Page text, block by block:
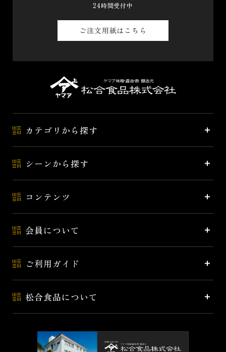
24時間受付中
ご注文用紙はこちら
カテゴリから探す
シーンから探す
コンテンツ
会員について
ご利用ガイド
松合食品について